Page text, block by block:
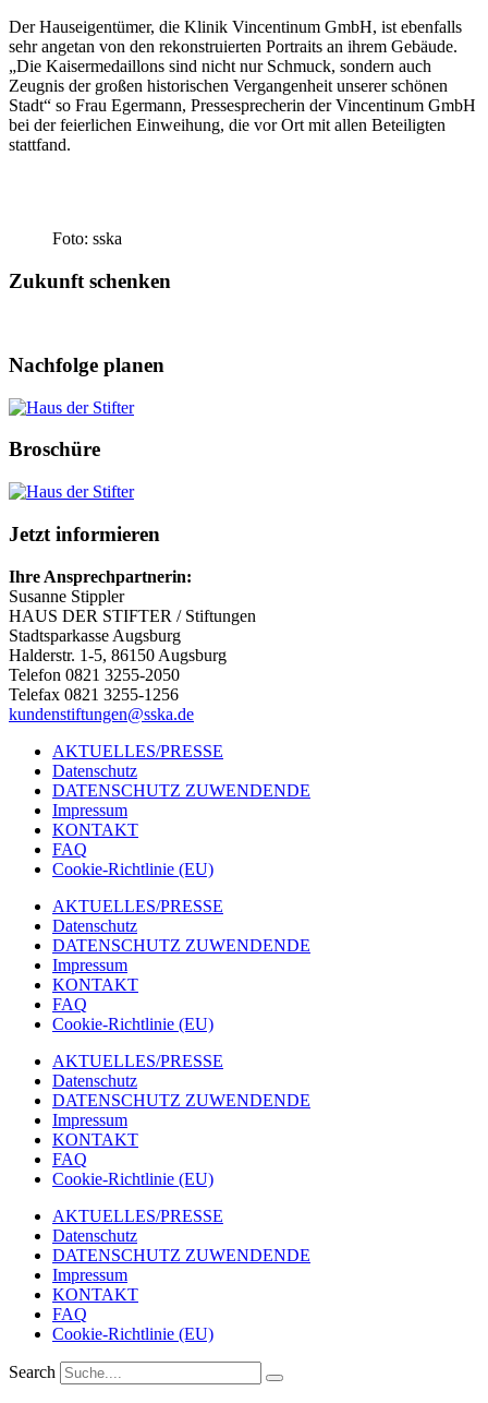
Der Hauseigentümer, die Klinik Vincentinum GmbH, ist ebenfalls
sehr angetan von den rekonstruierten Portraits an ihrem Gebäude.
„Die Kaisermedaillons sind nicht nur Schmuck, sondern auch
Zeugnis der großen historischen Vergangenheit unserer schönen
Stadt“ so Frau Egermann, Pressesprecherin der Vincentinum GmbH
bei der feierlichen Einweihung, die vor Ort mit allen Beteiligten
stattfand.
Foto: sska
Zukunft schenken
Nachfolge planen
Broschüre
Jetzt informieren
Ihre Ansprechpartnerin:
Susanne Stippler
HAUS DER STIFTER / Stiftungen
Stadtsparkasse Augsburg
Halderstr. 1-5, 86150 Augsburg
Telefon 0821 3255-2050
Telefax 0821 3255-1256
kundenstiftungen@sska.de
AKTUELLES/PRESSE
Datenschutz
DATENSCHUTZ ZUWENDENDE
Impressum
KONTAKT
FAQ
Cookie-Richtlinie (EU)
AKTUELLES/PRESSE
Datenschutz
DATENSCHUTZ ZUWENDENDE
Impressum
KONTAKT
FAQ
Cookie-Richtlinie (EU)
AKTUELLES/PRESSE
Datenschutz
DATENSCHUTZ ZUWENDENDE
Impressum
KONTAKT
FAQ
Cookie-Richtlinie (EU)
AKTUELLES/PRESSE
Datenschutz
DATENSCHUTZ ZUWENDENDE
Impressum
KONTAKT
FAQ
Cookie-Richtlinie (EU)
Search